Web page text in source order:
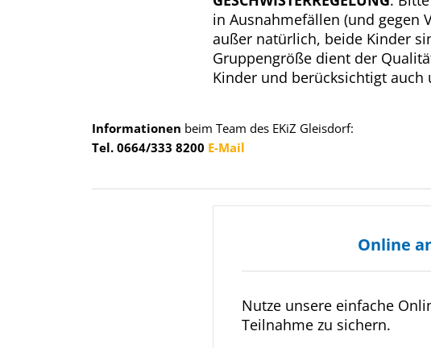
in Ausnahmefällen (und gegen
außer natürlich, beide Kinder
Gruppengröße dient der
Kinder und berücksichtigt auch
Informationen beim Team des EKiZ Gleisdorf:
Tel. 0664/333 8200 E-Mail
Online
Nutze unsere einfache
Teilnahme zu sichern.